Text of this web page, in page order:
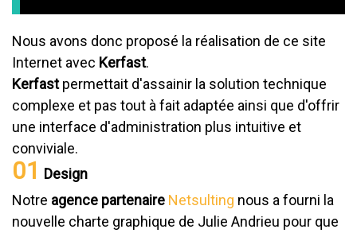
Nous avons donc proposé la réalisation de ce site
Internet avec Kerfast.
Kerfastpermettait d'assainir la solution technique
complexe et pas tout à fait adaptée ainsi que d'offrir
une interface d'administration plus intuitive et
conviviale.
01 Design
Notre agence partenaire Netsulting nous a fourni la
nouvelle charte graphique de Julie Andrieu pour que